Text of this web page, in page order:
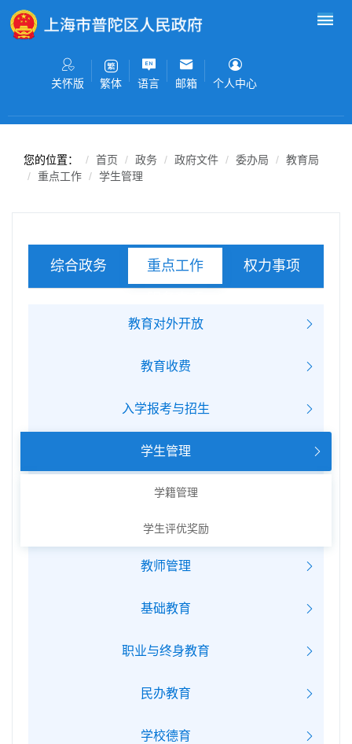
无障碍操作说明
关怀版 繁体 语言 邮箱 个人中心
您的位置： 首页 政务 政府文件 委办局
教育局
重点工作
学生管理
综合政务 重点工作 权力事项
教育对外开放
教育收费
入学报考与招生
学生管理
学籍管理
学生评优奖励
教师管理
基础教育
职业与终身教育
民办教育
学校德育